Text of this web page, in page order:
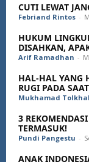
CUTI LEWAT
Febriand Rintos -
HUKUM
DISAHKAN,
Arif Ramadhan -
HAL-HAL YANG
RUGI PADA
Mukhamad
3
TERMASUK!
Pundi Pangestu -
ANAK